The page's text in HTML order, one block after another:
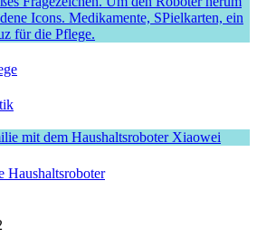
Haushaltsroboter